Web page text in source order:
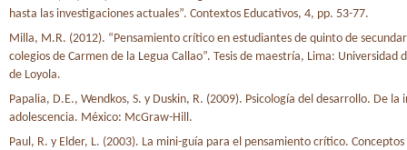
hasta las investigaciones actuales”. Contextos Educativos, 4, pp. 53-77.
Milla, M.R. (2012). “Pensamiento crítico en estudiantes de quinto de
colegios de Carmen de la Legua Callao”. Tesis de maestría, Lima: Universidad
de Loyola.
Papalia, D.E., Wendkos, S. y Duskin, R. (2009). Psicología del desarrollo. De la
adolescencia. México: McGraw-Hill.
Paul, R. y Elder, L. (2003). La mini-guía para el pensamiento crítico. Conceptos